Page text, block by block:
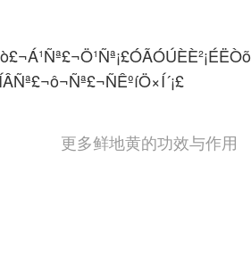
更多鲜地黄的功效与作用